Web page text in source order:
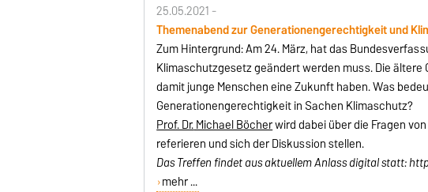
25.05.2021 -
Themenabend zur Generationengerechtigkeit und
Zum Hintergrund: Am 24. März, hat das
Klimaschutzgesetz geändert werden muss. Die
damit junge Menschen eine Zukunft haben. Was
Generationengerechtigkeit in Sachen Klimaschutz?
Prof. Dr.Michael Böcherwirddabei über die Fragen
referieren und sich der Diskussion stellen.
Das Treffen findet aus aktuellem Anlass digital statt:
mehr ...